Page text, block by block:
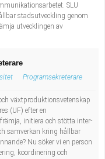
SLU
stadsutveckling genom
utvecklingen av
Programsekreterare
växtproduktionsvetenskap
(UF) efter en
initiera och stötta inter-
samverkan kring hållbar
Nu söker vi en person
koordinering och